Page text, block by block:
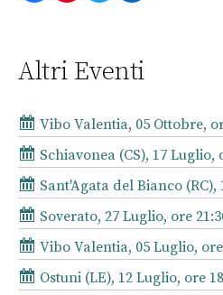
Altri Eventi
Vibo Valentia, 05 Ottobre,
Schiavonea (CS), 17 Luglio,
Sant'Agata del Bianco (RC),
Soverato, 27 Luglio, ore
Vibo Valentia, 05 Luglio, ore
Ostuni (LE), 12 Luglio, ore